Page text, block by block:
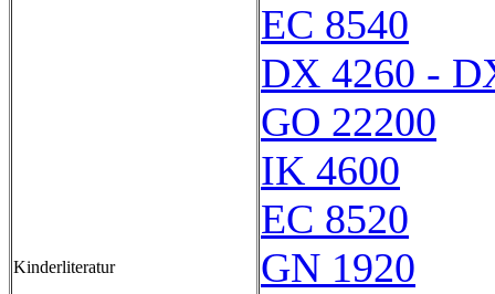
Kinderliteratur
EC 8540
DX 4260 -
GO 22200
IK 4600
EC 8520
GN 1920